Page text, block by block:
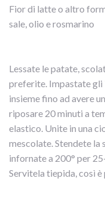
Fior di latte o altro
sale, olio e rosmarino
Lessate le patate,
preferite. Impastate
insieme fino ad avere
riposare 20 minuti a
elastico. Unite in una
mescolate. Stendete
infornate a 200° per
Servitela tiepida, così è